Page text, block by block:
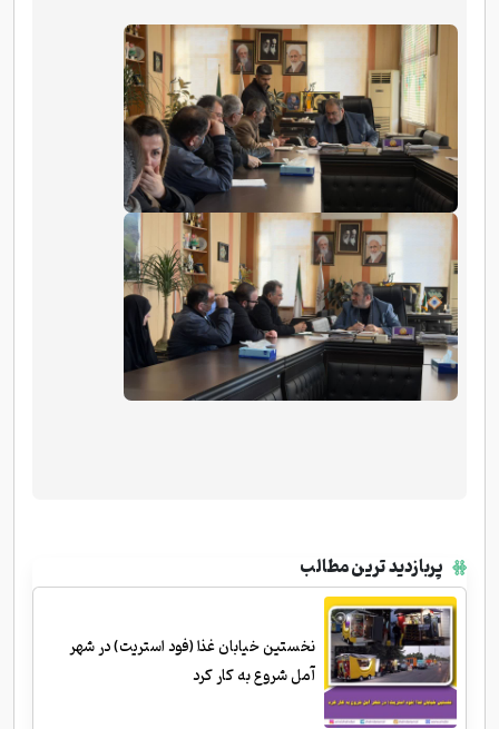
پربازدید ترین مطالب
نخستین خیابان غذا (فود استریت) در شهر
آمل شروع به کار کرد